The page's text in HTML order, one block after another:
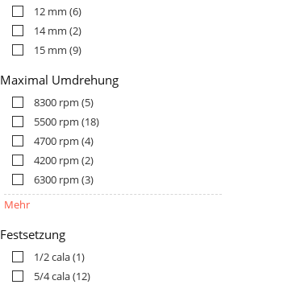
12 mm (6)
14 mm (2)
15 mm (9)
Maximal Umdrehung
8300 rpm (5)
5500 rpm (18)
4700 rpm (4)
4200 rpm (2)
6300 rpm (3)
Mehr
Festsetzung
1/2 cala(1)
5/4 cala(12)